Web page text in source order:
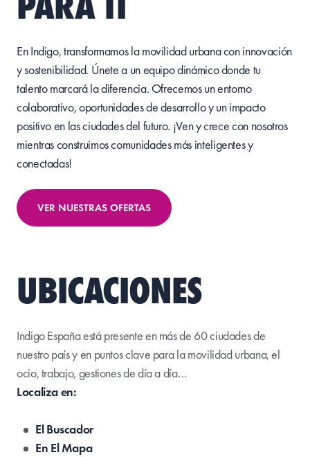
En Indigo,transformamoslamovilidadurbanaconinnovación
ysostenibilidad. Únetea unequipodinámicodonde tu
talentomarcaráladiferencia. Ofrecemosunentorno
colaborativo,oportunidadesdedesarrolloy unimpacto
positivoen lasciudadesdel futuro. ¡Ven ycrececon nosotros
mientrasconstruimoscomunidadesmás inteligentesy
conectadas!
VER NUESTRAS OFERTAS
UBICACIONES
Indigo España está presente en más de 60 ciudades de
nuestro país y en puntos clave para la movilidad urbana, el
ocio, trabajo, gestiones de día a día…
Localiza en:
El Buscador
En El Mapa